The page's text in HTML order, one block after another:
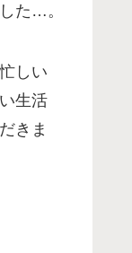
た…。
しい
生活
きま